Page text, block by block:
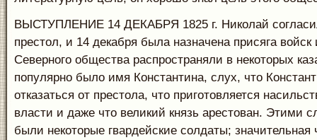
ВЫСТУПЛЕНИЕ 14 ДЕКАБРЯ 1825 г. Николай
престол, и 14 декабря была назначена присяга
Северного общества распространяли в некоторых
популярно было имя Константина, слух, что
отказаться от престола, что приготовляется
власти и даже что великий князь арестован. Этими
были некоторые гвардейские солдаты; значительная